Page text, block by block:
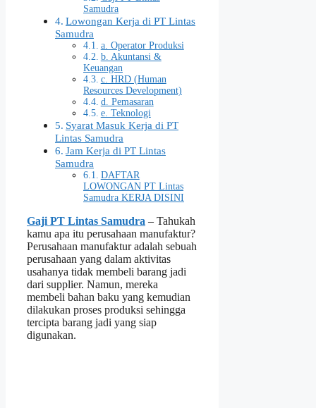
Samudra
Lowongan Kerja di PT Lintas
Samudra
a. Operator Produksi
b. Akuntansi &
Keuangan
c. HRD (Human
Resources Development)
d. Pemasaran
e. Teknologi
Syarat Masuk Kerja di PT
Lintas Samudra
Jam Kerja di PT Lintas
Samudra
DAFTAR
LOWONGAN PT Lintas
Samudra KERJA DISINI
Gaji PT Lintas Samudra – Tahukah
kamu apa itu perusahaan manufaktur?
Perusahaan manufaktur adalah sebuah
perusahaan yang dalam aktivitas
usahanya tidak membeli barang jadi
dari supplier. Namun, mereka
membeli bahan baku yang kemudian
dilakukan proses produksi sehingga
tercipta barang jadi yang siap
digunakan.